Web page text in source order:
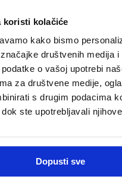
koristi kolačiće
kako bismo
društvenih medija i
o vašoj upotrebi
za društvene medije,
s drugim podacima
ste upotrebljavali
Dopusti sve